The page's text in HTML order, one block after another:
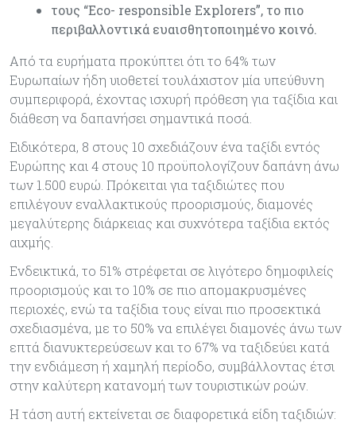
τους “Eco- responsible Explorers”, το πιο
περιβαλλοντικά ευαισθητοποιημένο κοινό.
Από τα ευρήματα προκύπτει ότι το 64% των
Ευρωπαίων ήδη υιοθετεί τουλάχιστον μία υπεύθυνη
συμπεριφορά, έχοντας ισχυρή πρόθεση για ταξίδια και
διάθεση να δαπανήσει σημαντικά ποσά.
Ειδικότερα, 8 στους 10 σχεδιάζουν ένα ταξίδι εντός
Ευρώπης και 4 στους 10 προϋπολογίζουν δαπάνη άνω
των 1.500 ευρώ. Πρόκειται για ταξιδιώτες που
επιλέγουν εναλλακτικούς προορισμούς, διαμονές
μεγαλύτερης διάρκειας και συχνότερα ταξίδια εκτός
αιχμής.
Ενδεικτικά, το 51% στρέφεται σε λιγότερο δημοφιλείς
προορισμούς και το 10% σε πιο απομακρυσμένες
περιοχές, ενώ τα ταξίδια τους είναι πιο προσεκτικά
σχεδιασμένα, με το 50% να επιλέγει διαμονές άνω των
επτά διανυκτερεύσεων και το 67% να ταξιδεύει κατά
την ενδιάμεση ή χαμηλή περίοδο, συμβάλλοντας έτσι
στην καλύτερη κατανομή των τουριστικών ροών.
Η τάση αυτή εκτείνεται σε διαφορετικά είδη ταξιδιών: